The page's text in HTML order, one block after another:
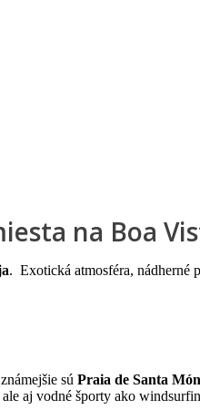
na Boa
. Exotická atmosféra, nádherné
sú Praia de Santa
aj vodné športy ako